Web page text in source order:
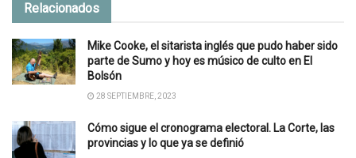
Relacionados
Mike Cooke, el sitarista inglés que pudo haber sido
parte de Sumo y hoy es músico de culto en El
Bolsón
28 SEPTIEMBRE, 2023
Cómo sigue el cronograma electoral. La Corte, las
provincias y lo que ya se definió